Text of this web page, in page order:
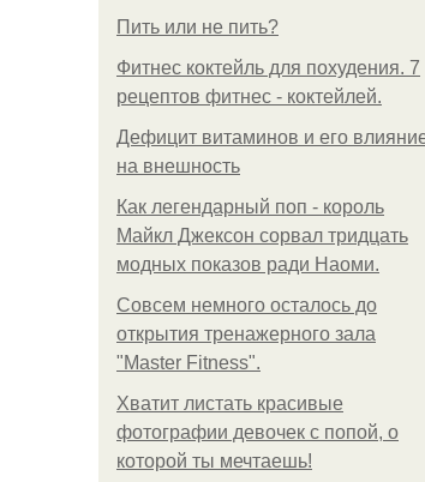
Пить или не пить?
Фитнес коктейль для похудения. 7
рецептов фитнес - коктейлей.
Дефицит витаминов и его
на внешность
Как легендарный поп - король
Майкл Джексон сорвал тридцать
модных показов ради Наоми.
Совсем немного осталось до
открытия тренажерного зала
"Master Fitness".
Хватит листать красивые
фотографии девочек с попой, о
которой ты мечтаешь!